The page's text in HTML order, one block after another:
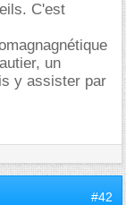
C'est
un
y assister par
#42